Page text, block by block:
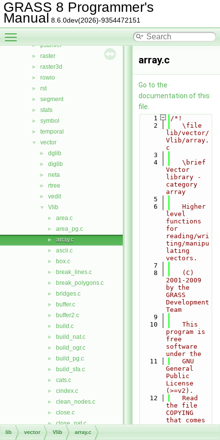
GRASS 8 Programmer's
Manual 8.6.0dev(2026)-9354472151
► nviz
► ogsf
► pngdriver
► psdriver
► raster
► raster3d
► rowio
► rst
► segment
► stats
► symbol
► temporal
▼ vector
► dglib
► diglib
► neta
► rtree
► vedit
▼ Vlib
► area.c
► area_pg.c
► array.c
► ascii.c
► box.c
► break_lines.c
► break_polygons.c
► bridges.c
► buffer.c
► buffer2.c
► build.c
► build_nat.c
► build_ogr.c
► build_pg.c
► build_sfa.c
► cats.c
► cindex.c
► clean_nodes.c
► close.c
► close_nat.c
► close_ogr.c
array.c
Go to the
documentation of this
file.
    1
/*!
    2
   \file
lib/vector/
Vlib/array.
c
    3
    4
   \brief
Vector
library -
category
array
    5
    6
   Higher
level
functions
for
reading/wri
ting/manipu
lating
vectors.
    7
    8
   (C)
2001-2009
by the
GRASS
Development
Team
    9
   10
   This
program is
free
software
under the
   11
   GNU
General
Public
License
(>=v2).
   12
   Read
the file
COPYING
that comes
lib vector Vlib array.c